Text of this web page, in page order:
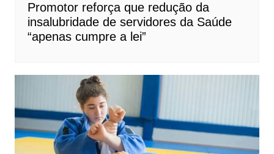
Promotor reforça que redução da
insalubridade de servidores da Saúde
“apenas cumpre a lei”